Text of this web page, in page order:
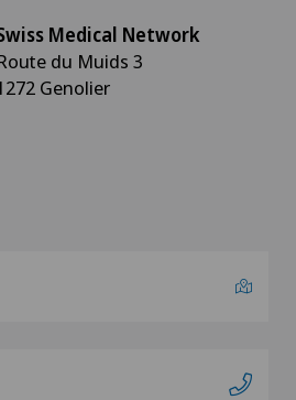
Hub SA
+ Services
Stadelhofen
Medical Network
du Muids 3
Genolier